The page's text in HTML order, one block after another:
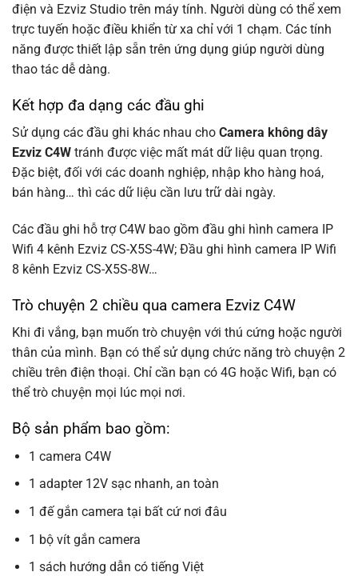
điện và Ezviz Studio trên máy tính. Người dùng có thể xem
trực tuyến hoặc điều khiển từ xa chỉ với 1 chạm. Các tính
năng được thiết lập sẵn trên ứng dụng giúp người dùng
thao tác dễ dàng.
Kết hợp đa dạng các đầu ghi
Sử dụng các đầu ghi khác nhau cho Camera không dây
Ezviz C4W tránh được việc mất mát dữ liệu quan trọng.
Đặc biệt, đối với các doanh nghiệp, nhập kho hàng hoá,
bán hàng… thì các dữ liệu cần lưu trữ dài ngày.
Các đầu ghi hỗ trợ C4W bao gồm đầu ghi hình camera IP
Wifi 4 kênh Ezviz CS-X5S-4W; Đầu ghi hình camera IP Wifi
8 kênh Ezviz CS-X5S-8W…
Trò chuyện 2 chiều qua camera Ezviz C4W
Khi đi vắng, bạn muốn trò chuyện với thú cứng hoặc người
thân của mình. Bạn có thể sử dụng chức năng trò chuyện 2
chiều trên điện thoại. Chỉ cần bạn có 4G hoặc Wifi, bạn có
thể trò chuyện mọi lúc mọi nơi.
Bộ sản phẩm bao gồm:
1 camera C4W
1 adapter 12V sạc nhanh, an toàn
1 đế gắn camera tại bất cứ nơi đâu
1 bộ vít gắn camera
1 sách hướng dẫn có tiếng Việt